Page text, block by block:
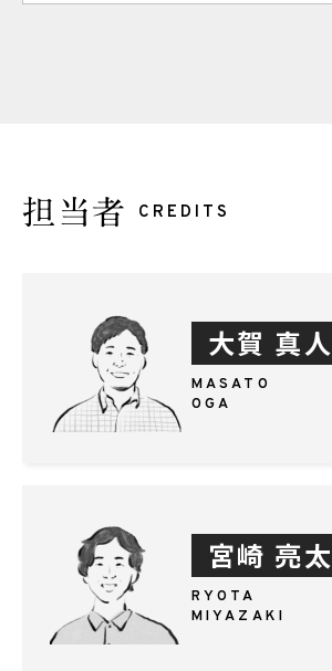
担当者 CREDITS
大賀 真人
MASATO
OGA
宮崎 亮太
RYOTA
MIYAZAKI